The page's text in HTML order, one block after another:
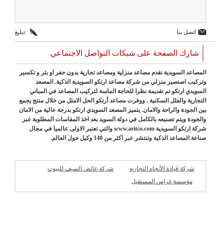
اتصل بنا تبليغ
شارك الصفحة على شبكات التواصل الاجتماعي
المصاعد السويدية نقدم مصاعد منزلية ومصاعد تجارية بدون حفر او بئر و تكسير
وتركيب اصنصير منزلي من شركة مصاعد ارتكو السويدية الذكية. المصعد
السويدي ارتكو تم تقديمة نظرا للحاجة الماسة لتركيب المصاعد في المباني
التجارية والفلل السكنية , ووفرت مصاعد أرتكو الحل الامثل من خلال منتج يجمع
بين الجودة والراحة والامان. يتميز المصعد السويدي ارتكو بدرجة عالية من الامان
والجودة ويتم تصنيعه بالكامل في دولة السويد بعد اخذ المقاسات المطلوبة عبر
شركة ارتكو السويدية www.aritco.com والتي تعتبر الاولى عالميا في مجال
صناعة المصاعد الذكية وتنتشر عبر اكثر من 140 وكيل حول العالم.
شركة قيادة الأتجاه التجارية
شركة عائض السيف للبيوت
مؤسسة غراس المستقبل